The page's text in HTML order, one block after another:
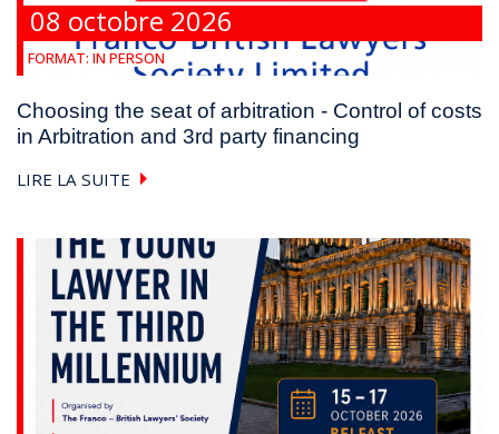
08 octobre 2026
FORMAT: IN PERSON
Choosing the seat of arbitration - Control of costs
in Arbitration and 3rd party financing
LIRE LA SUITE